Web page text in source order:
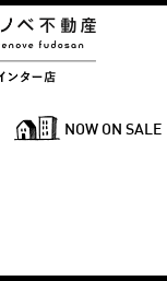
NOW ON SALE